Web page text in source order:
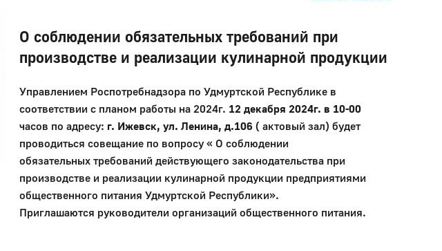
О соблюдении обязательных требований при
производстве и реализации кулинарной продукции
Управлением Роспотребнадзора по Удмуртской Республике в
соответствии с планом работы на 2024г. 12 декабря 2024г. в 10-00
часов по адресу: г. Ижевск, ул. Ленина, д.106 ( актовый зал) будет
проводиться совещание по вопросу « О соблюдении
обязательных требований действующего законодательства при
производстве и реализации кулинарной продукции предприятиями
общественного питания Удмуртской Республики».
Приглашаются руководители организаций общественного питания.